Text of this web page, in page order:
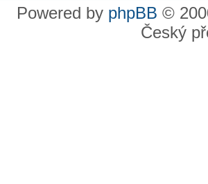
Powered by phpBB ©
Český